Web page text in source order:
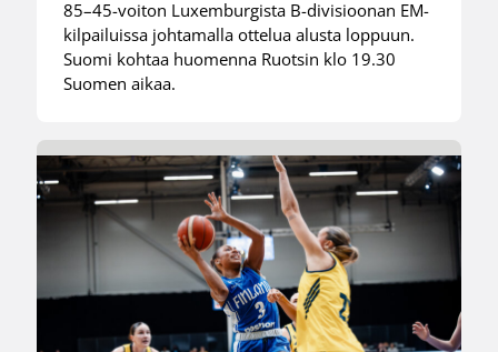
85–45-voiton Luxemburgista B-divisioonan EM-
kilpailuissa johtamalla ottelua alusta loppuun.
Suomi kohtaa huomenna Ruotsin klo 19.30
Suomen aikaa.